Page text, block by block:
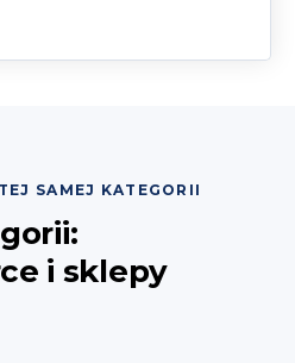
SAMEJ KATEGORII
i sklepy